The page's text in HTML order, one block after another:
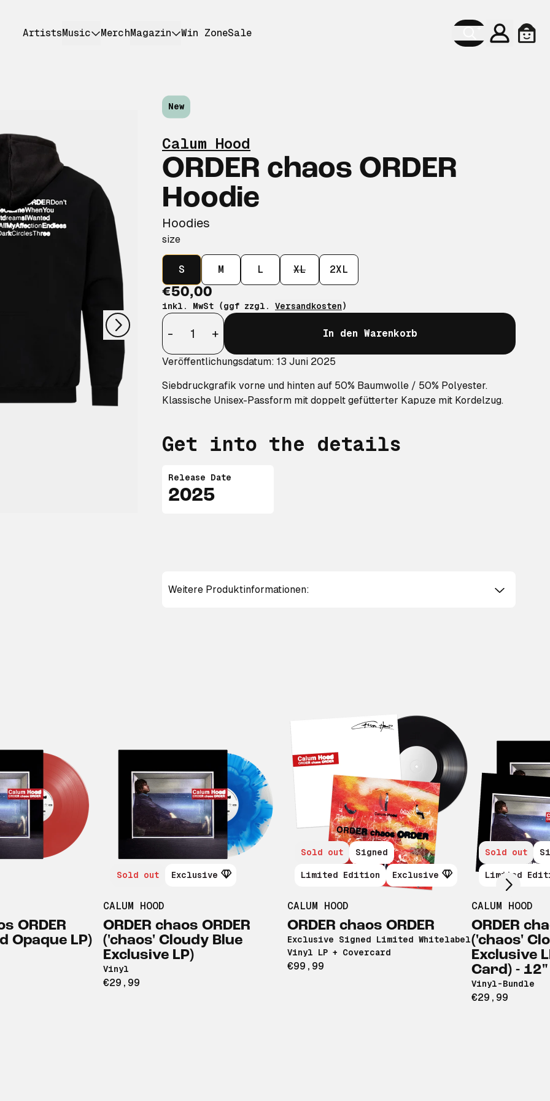
ArtistsMusic MerchMagazin Win ZoneSale
Konto
nächstes
Calum Hood
ORDER chaos ORDER
Hoodie
Hoodies
size
S M L XL 2XL
€50,00
inkl. MwSt (ggf zzgl. Versandkosten)
Anzahl
-
+ In den Warenkorb
Veröffentlichungsdatum: 13 Juni 2025
Siebdruckgrafik vorne und hinten auf 50% Baumwolle / 50% Polyester.
Klassische Unisex-Passform mit doppelt gefütterter Kapuze mit Kordelzug.
Get into the details
Release Date
2025
New
Weitere Produktinformationen:
ORDER
Opaque LP)
Sold out Exclusive
CALUM HOOD
ORDER chaos ORDER
('chaos' Cloudy Blue
Exclusive LP)
Vinyl
€29,99
Sold out Signed
Limited Edition Exclusive
CALUM HOOD
ORDER chaos ORDER
Exclusive Signed Limited Whitelabel
Vinyl LP + Covercard
€99,99
Sold out
Limited
CALUM HOOD
ORDER
('chaos'
Exclusive
Card) - 12"
Vinyl-Bundle
€29,99
Scroll right